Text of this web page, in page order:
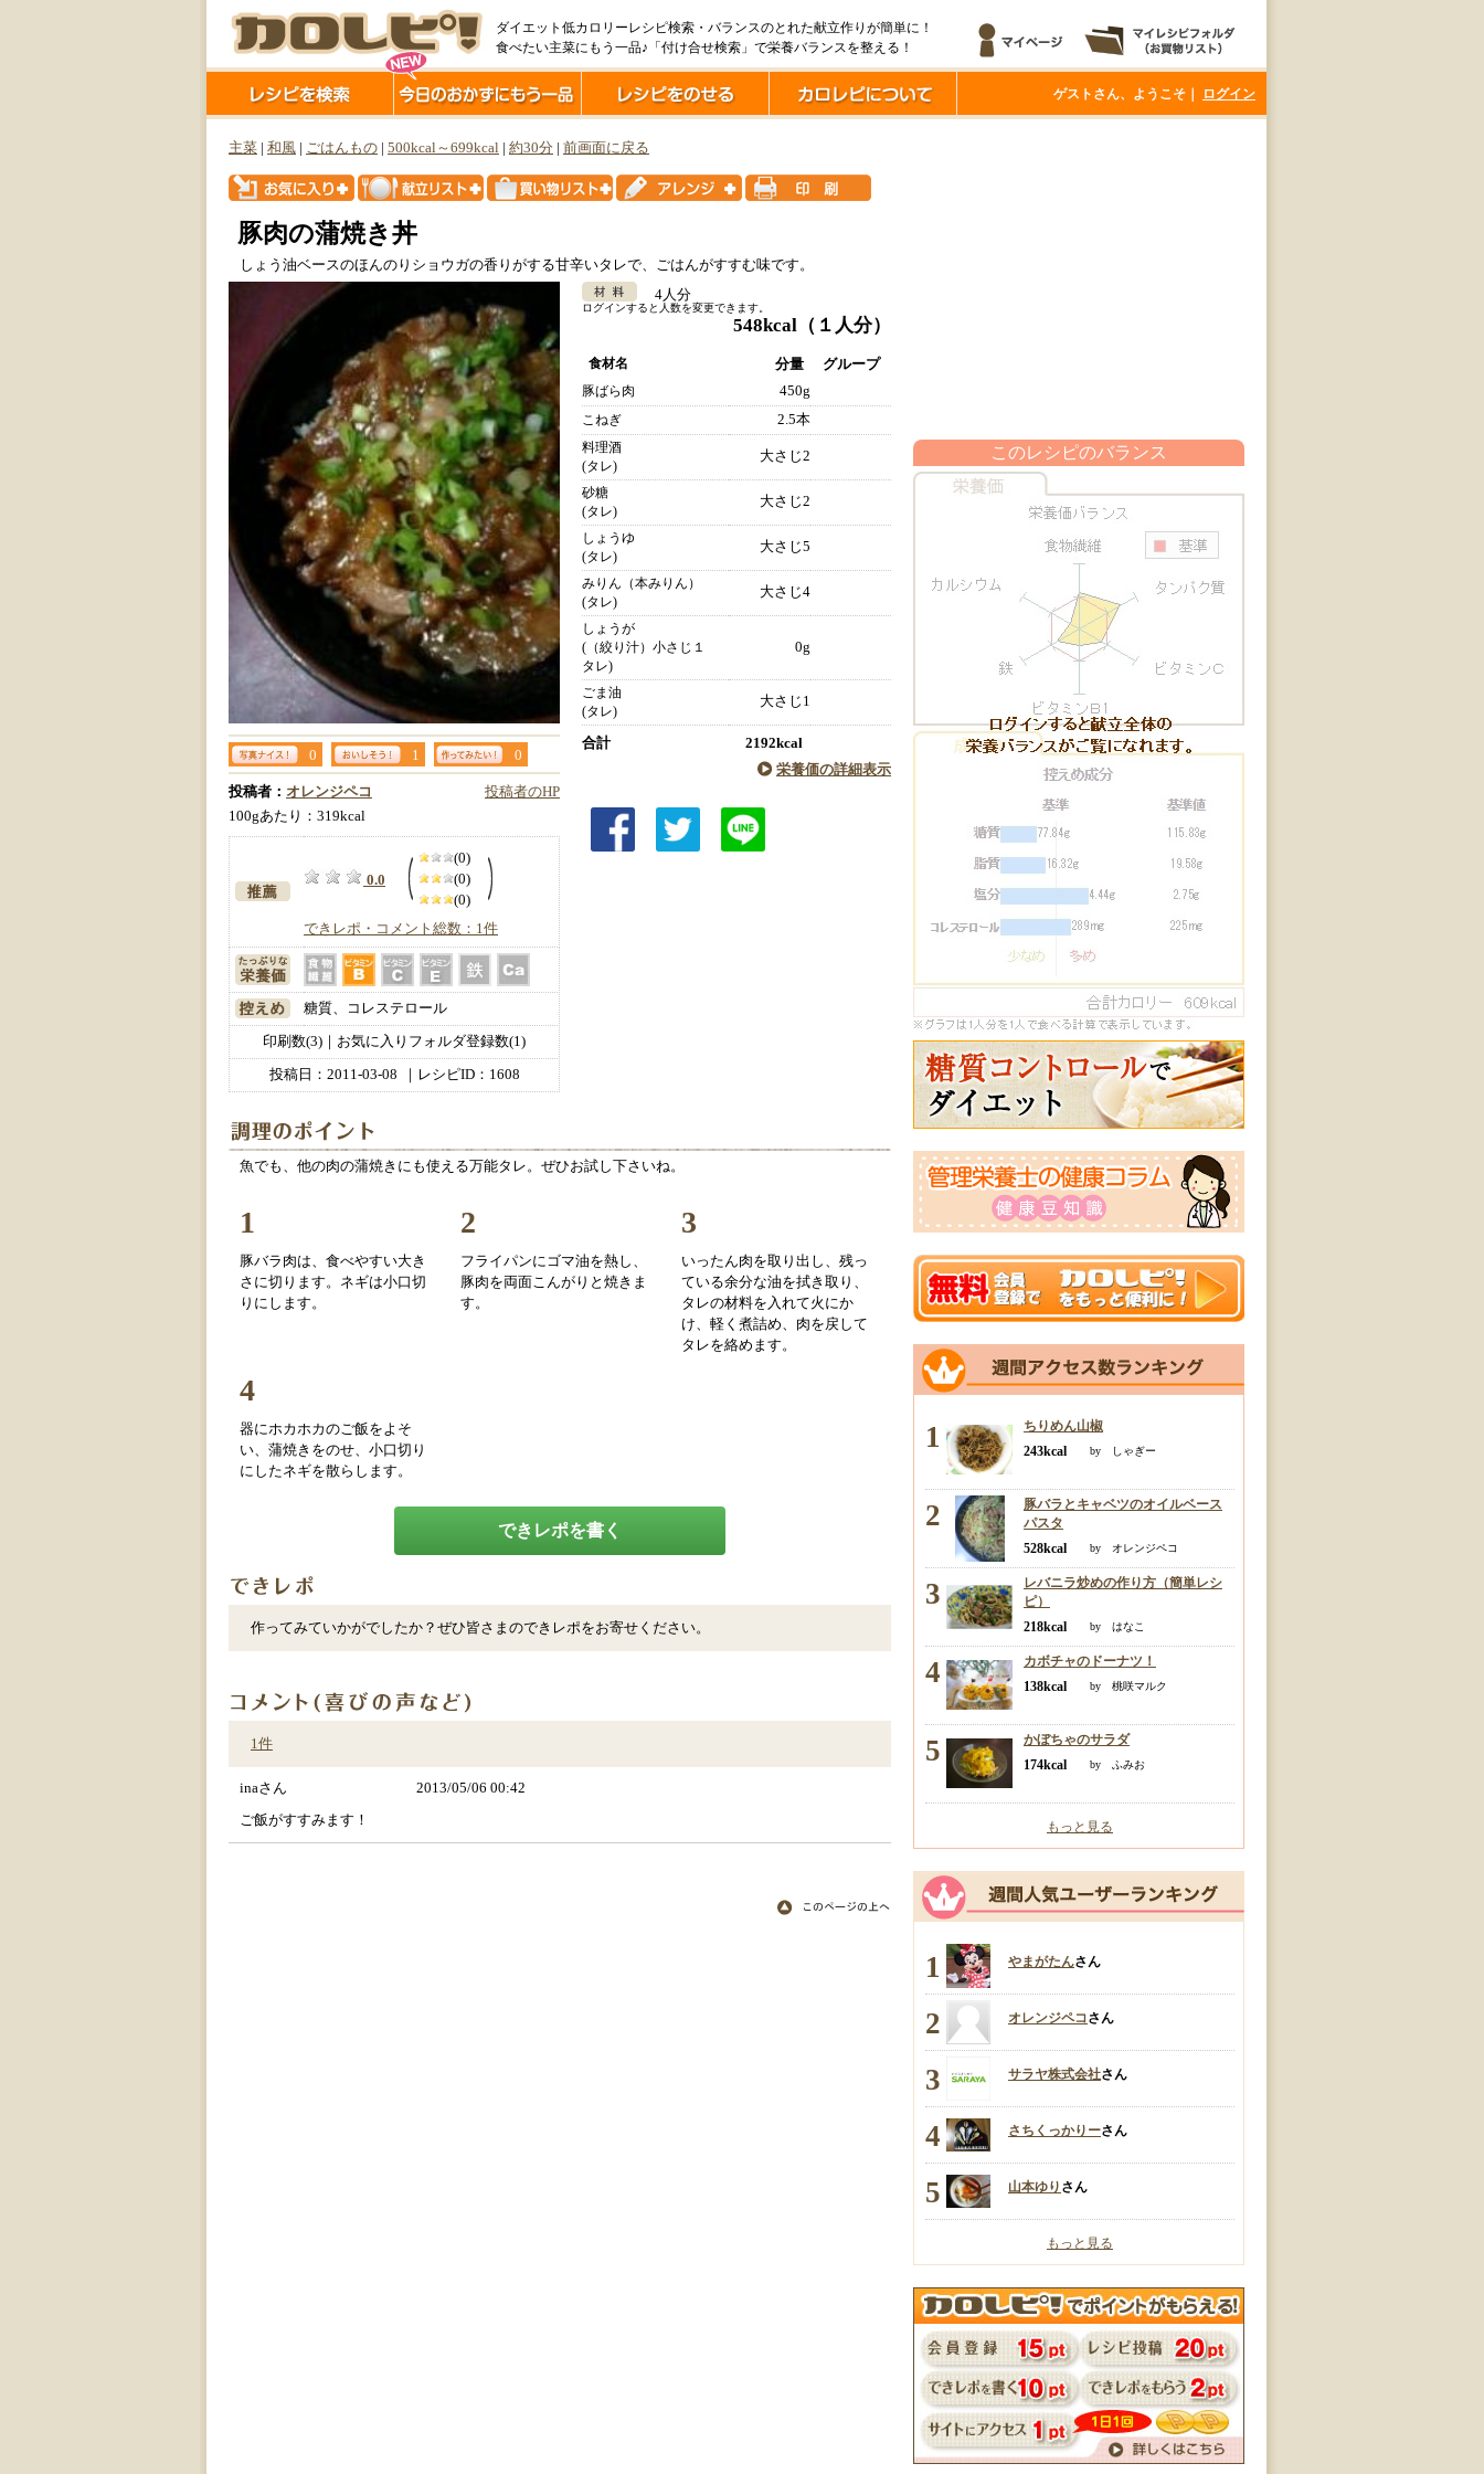
ダイエット低カロリーレシピ検索・バランスのとれた献立作りが簡単に！
食べたい主菜にもう一品♪「付け合せ検索」で栄養バランスを整える！
ゲストさん、ようこそ｜ ログイン
主菜 和風 ごはんもの 500kcal～699kcal 約30分 前画面に戻る
豚肉の蒲焼き丼
しょう油ベースのほんのりショウガの香りがする甘辛いタレで、ごはんがすすむ味です。
0 1 0
投稿者のHP
投稿者： オレンジペコ
100gあたり：319kcal
0.0
(0)
(0)
(0)
できレポ・コメント総数：1件
糖質、コレステロール
印刷数(3)｜お気に入りフォルダ登録数(1)
投稿日： 2011-03-08 ｜レシピID：1608
4人分
ログインすると人数を変更できます。
548kcal （１人分）
食材名 分量 グループ
豚ばら肉 450g
こねぎ 2.5本
料理酒
(タレ)
大さじ2
砂糖
(タレ)
大さじ2
しょうゆ
(タレ)
大さじ5
みりん（本みりん）
(タレ)
大さじ4
しょうが
(（絞り汁）小さじ１
タレ)
0g
ごま油
(タレ)
大さじ1
合計
2192kcal
栄養価の詳細表示
魚でも、他の肉の蒲焼きにも使える万能タレ。ぜひお試し下さいね。
1
豚バラ肉は、食べやすい大き
さに切ります。ネギは小口切
りにします。
2
フライパンにゴマ油を熱し、
豚肉を両面こんがりと焼きま
す。
3
いったん肉を取り出し、残っ
ている余分な油を拭き取り、
タレの材料を入れて火にか
け、軽く煮詰め、肉を戻して
タレを絡めます。
4
器にホカホカのご飯をよそ
い、蒲焼きをのせ、小口切り
にしたネギを散らします。
できレポを書く
作ってみていかがでしたか？ぜひ皆さまのできレポをお寄せください。
1件
inaさん 2013/05/06 00:42
ご飯がすすみます！
このレシピのバランス
1
ちりめん山椒
243kcal
by しゃぎー
2
豚バラとキャベツのオイルベース
パスタ
528kcal
by オレンジペコ
3
レバニラ炒めの作り方（簡単レシ
ピ）
218kcal
by はなこ
4
カボチャのドーナツ！
138kcal
by 桃咲マルク
5
かぼちゃのサラダ
174kcal
by ふみお
もっと見る
1 やまがたんさん
2 オレンジペコさん
3 サラヤ株式会社さん
4 さちくっかりーさん
5 山本ゆり さん
もっと見る